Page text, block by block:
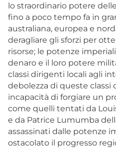
lo straordinario potere
fino a poco tempo fa in
australiana, europea e
deragliare gli sforzi per
risorse; le potenze
denaro e il loro potere
classi dirigenti locali agli
debolezza di queste classi
incapacità di forgiare un
come quelli tentati da
e da Patrice Lumumba
assassinati dalle potenze
ostacolato il progresso